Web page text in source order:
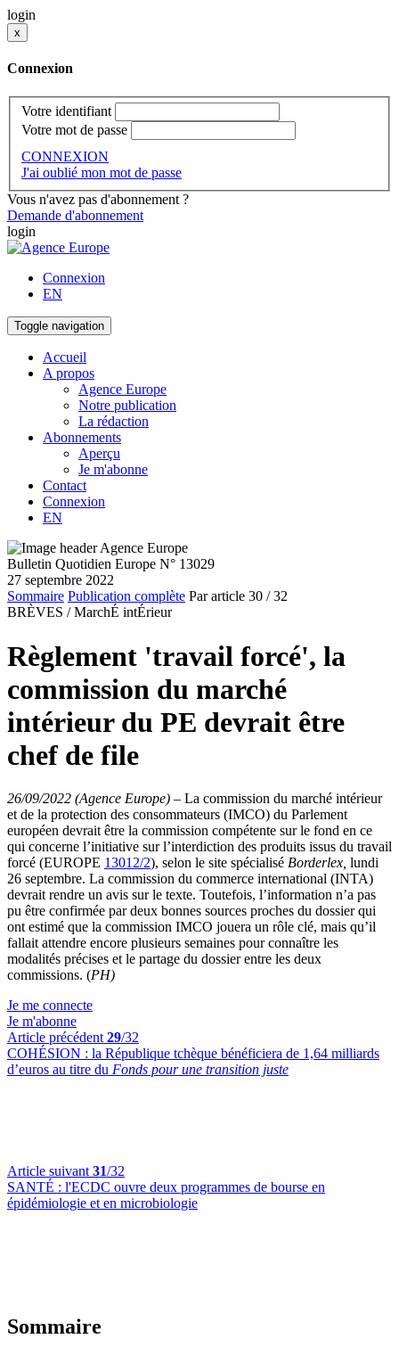
login
x
Connexion
Votre identifiant
Votre mot de passe
CONNEXION
J'ai oublié mon mot de passe
Vous n'avez pas d'abonnement ?
Demande d'abonnement
login
Connexion
EN
Toggle navigation
Accueil
A propos
Agence Europe
Notre publication
La rédaction
Abonnements
Aperçu
Je m'abonne
Contact
Connexion
EN
Bulletin Quotidien Europe N° 13029
27 septembre 2022
Sommaire Publication complète Par article 30 / 32
BRÈVES / MarchÉ intÉrieur
Règlement 'travail forcé', la
commission du marché
intérieur du PE devrait être
chef de file
26/09/2022 (Agence Europe) – La commission du marché intérieur
et de la protection des consommateurs (IMCO) du Parlement
européen devrait être la commission compétente sur le fond en ce
qui concerne l’initiative sur l’interdiction des produits issus du travail
forcé (EUROPE 13012/2), selon le site spécialisé Borderlex, lundi
26 septembre. La commission du commerce international (INTA)
devrait rendre un avis sur le texte. Toutefois, l’information n’a pas
pu être confirmée par deux bonnes sources proches du dossier qui
ont estimé que la commission IMCO jouera un rôle clé, mais qu’il
fallait attendre encore plusieurs semaines pour connaître les
modalités précises et le partage du dossier entre les deux
commissions. (PH)
Je me connecte
Je m'abonne
Article précédent 29/32
COHÉSION : la République tchèque bénéficiera de 1,64 milliards
d’euros au titre du Fonds pour une transition juste
Article suivant 31/32
SANTÉ : l'ECDC ouvre deux programmes de bourse en
épidémiologie et en microbiologie
Sommaire